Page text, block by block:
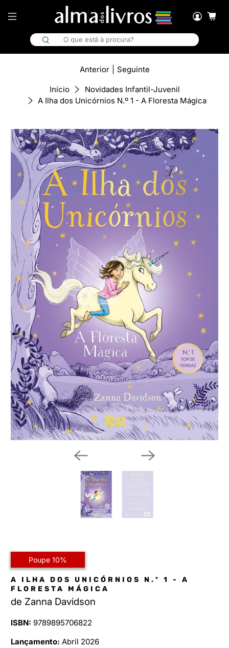
Início
Novidades Infantil-Juvenil
A Ilha dos Unicórnios N.º 1 - A Floresta Mágica
Anterior Seguinte
Poupe 10%
A ILHA DOS UNICÓRNIOS N.º 1 - A
FLORESTA MÁGICA
de Zanna Davidson
ISBN: 9789895706822
Lançamento: Abril 2026